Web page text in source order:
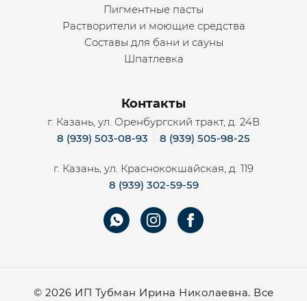
Пигментные пасты
Растворители и моющие средства
Составы для бани и сауны
Шпатлевка
Контакты
г. Казань, ул. Оренбургский тракт, д. 24В
8 (939) 503-08-93
8 (939) 505-98-25
г. Казань, ул. Краснококшайская, д. 119
8 (939) 302-59-59
© 2026 ИП Тубман Ирина Николаевна. Все